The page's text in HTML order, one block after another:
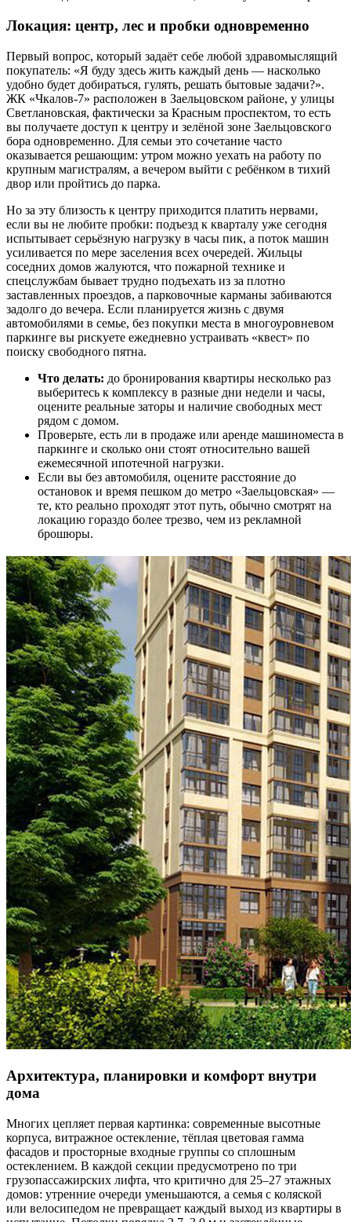
Локация: центр, лес и пробки одновременно
Первый вопрос, который задаёт себе любой здравомыслящий
покупатель: «Я буду здесь жить каждый день — насколько
удобно будет добираться, гулять, решать бытовые задачи?».
ЖК «Чкалов-7» расположен в Заельцовском районе, у улицы
Светлановская, фактически за Красным проспектом, то есть
вы получаете доступ к центру и зелёной зоне Заельцовского
бора одновременно. Для семьи это сочетание часто
оказывается решающим: утром можно уехать на работу по
крупным магистралям, а вечером выйти с ребёнком в тихий
двор или пройтись до парка.
Но за эту близость к центру приходится платить нервами,
если вы не любите пробки: подъезд к кварталу уже сегодня
испытывает серьёзную нагрузку в часы пик, а поток машин
усиливается по мере заселения всех очередей. Жильцы
соседних домов жалуются, что пожарной технике и
спецслужбам бывает трудно подъехать из за плотно
заставленных проездов, а парковочные карманы забиваются
задолго до вечера. Если планируется жизнь с двумя
автомобилями в семье, без покупки места в многоуровневом
паркинге вы рискуете ежедневно устраивать «квест» по
поиску свободного пятна.
Что делать: до бронирования квартиры несколько раз
выберитесь к комплексу в разные дни недели и часы,
оцените реальные заторы и наличие свободных мест
рядом с домом.
Проверьте, есть ли в продаже или аренде машиноместа в
паркинге и сколько они стоят относительно вашей
ежемесячной ипотечной нагрузки.
Если вы без автомобиля, оцените расстояние до
остановок и время пешком до метро «Заельцовская» —
те, кто реально проходят этот путь, обычно смотрят на
локацию гораздо более трезво, чем из рекламной
брошюры.
Архитектура, планировки и комфорт внутри
дома
Многих цепляет первая картинка: современные высотные
корпуса, витражное остекление, тёплая цветовая гамма
фасадов и просторные входные группы со сплошным
остеклением. В каждой секции предусмотрено по три
грузопассажирских лифта, что критично для 25–27 этажных
домов: утренние очереди уменьшаются, а семья с коляской
или велосипедом не превращает каждый выход из квартиры в